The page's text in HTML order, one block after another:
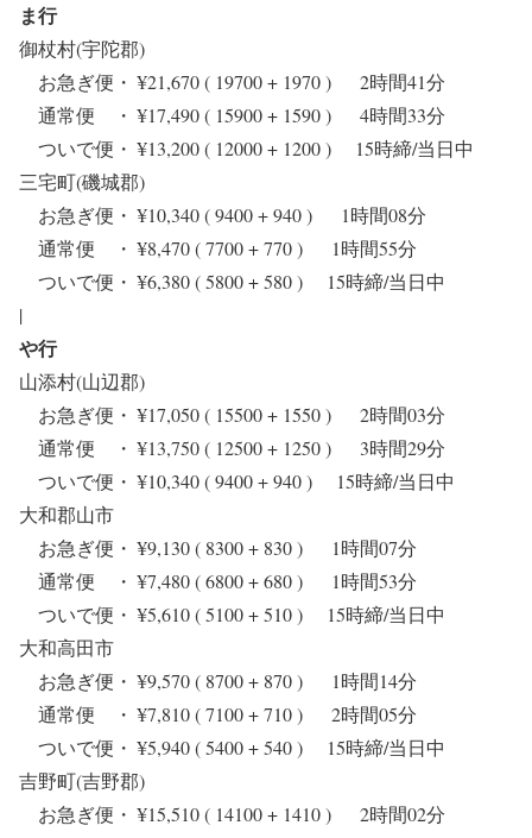
ま行
御杖村(宇陀郡)
お急ぎ便・ ¥21,670 ( 19700 + 1970 ) 2時間41分
通常便 ・ ¥17,490 ( 15900 + 1590 ) 4時間33分
ついで便・ ¥13,200 ( 12000 + 1200 ) 15時締/当日中
三宅町(磯城郡)
お急ぎ便・ ¥10,340 ( 9400 + 940 ) 1時間08分
通常便 ・ ¥8,470 ( 7700 + 770 ) 1時間55分
ついで便・ ¥6,380 ( 5800 + 580 ) 15時締/当日中
|
や行
山添村(山辺郡)
お急ぎ便・ ¥17,050 ( 15500 + 1550 ) 2時間03分
通常便 ・ ¥13,750 ( 12500 + 1250 ) 3時間29分
ついで便・ ¥10,340 ( 9400 + 940 ) 15時締/当日中
大和郡山市
お急ぎ便・ ¥9,130 ( 8300 + 830 ) 1時間07分
通常便 ・ ¥7,480 ( 6800 + 680 ) 1時間53分
ついで便・ ¥5,610 ( 5100 + 510 ) 15時締/当日中
大和高田市
お急ぎ便・ ¥9,570 ( 8700 + 870 ) 1時間14分
通常便 ・ ¥7,810 ( 7100 + 710 ) 2時間05分
ついで便・ ¥5,940 ( 5400 + 540 ) 15時締/当日中
吉野町(吉野郡)
お急ぎ便・ ¥15,510 ( 14100 + 1410 ) 2時間02分